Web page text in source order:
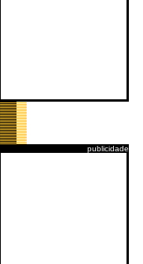
publicidade